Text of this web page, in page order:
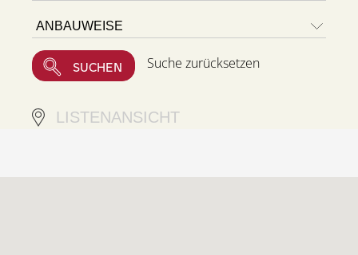
Suche zurücksetzen